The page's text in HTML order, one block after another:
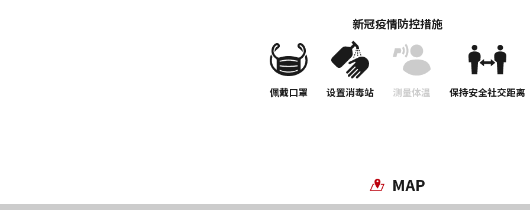
新冠疫情防控措施
佩戴口罩 设置消毒站 测量体温 保持安全社交距离
MAP